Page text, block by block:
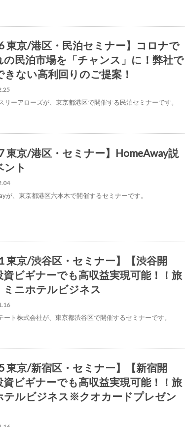
東京/港区・民泊セミナー】コロナで
の民泊市場を「チャンス」に！弊社で
きない高利回りのご提案！
リーアローズが、東京都港区で開催する民泊セミナーです。
東京/港区・セミナー】HomeAway説
ント
が、東京都港区六本木で開催するセミナーです。
東京/渋谷区・セミナー】【渋谷開
資ビギナーでも高収益実現可能！！旅
ミニホテルビジネス
ート株式会社が、東京都渋谷区で開催するセミナーです。
東京/新宿区・セミナー】【新宿開
資ビギナーでも高収益実現可能！！旅
テルビジネス※クオカードプレゼン